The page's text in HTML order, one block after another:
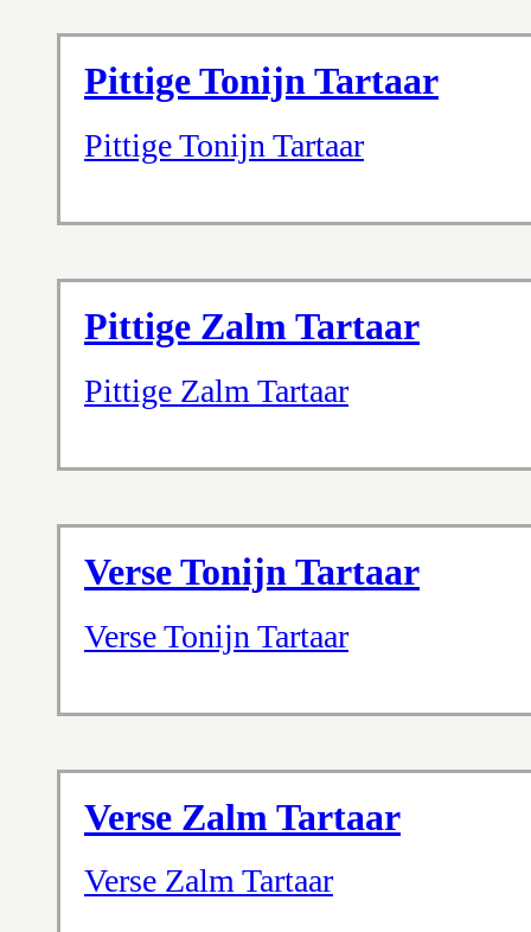
Pittige Tonijn Tartaar
Pittige Tonijn Tartaar
Pittige Zalm Tartaar
Pittige Zalm Tartaar
Verse Tonijn Tartaar
Verse Tonijn Tartaar
Verse Zalm Tartaar
Verse Zalm Tartaar